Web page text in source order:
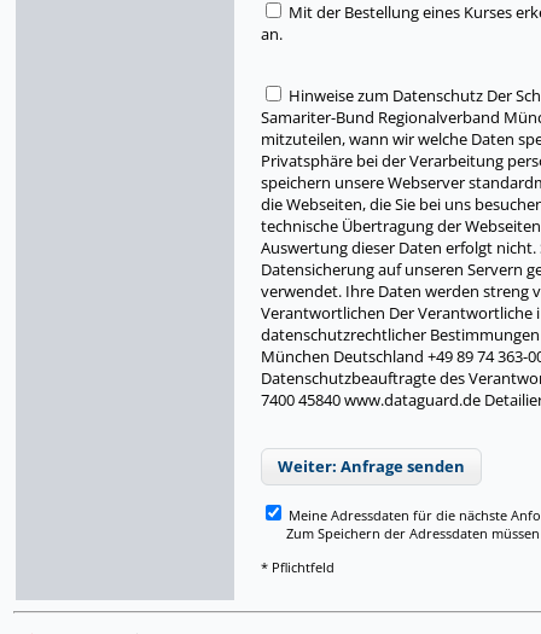
Mit der Bestellung eines Kurses
an.
Hinweise zum Datenschutz Der
Samariter-Bund Regionalverband
mitzuteilen, wann wir welche Daten
Privatsphäre bei der Verarbeitung
speichern unsere Webserver
die Webseiten, die Sie bei uns
technische Übertragung der
Auswertung dieser Daten erfolgt
Datensicherung auf unseren Servern
verwendet. Ihre Daten werden streng
Verantwortlichen Der Verantwortliche
datenschutzrechtlicher
München Deutschland +49 89 74
Datenschutzbeauftragte des
7400 45840 www.dataguard.de
Weiter: Anfrage senden
Meine Adressdaten für die nächste
Zum Speichern der Adressdaten müssen
* Pflichtfeld